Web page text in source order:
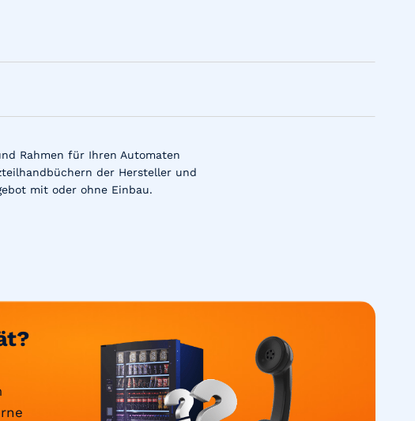
Rahmen für Ihren Automaten
der Hersteller und
mit oder ohne Einbau.